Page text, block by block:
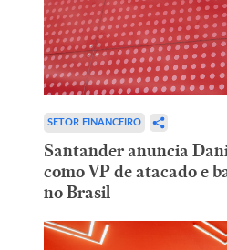
SETOR FINANCEIRO
Santander anuncia
como VP de atacado e
no Brasil